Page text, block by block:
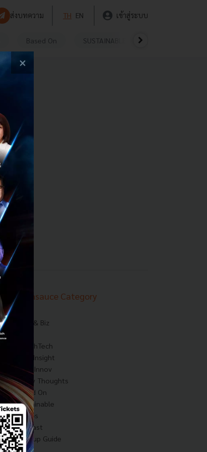
ส่งบทความ TH EN เข้าสู่ระบบ
Based On SUSTAINABLE
Techsauce Category
Tech & Biz
HealthTech
Exec Insight
Corp Innov
Saucy Thoughts
Based On
Sustainable
Videos
Podcast
Startup Guide
×